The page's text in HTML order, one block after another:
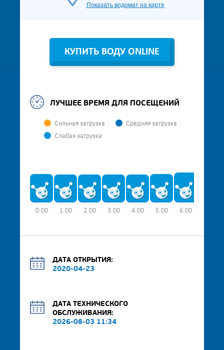
Показать водомат на карте
КУПИТЬ ВОДУ ONLINE
ЛУЧШЕЕ ВРЕМЯ ДЛЯ ПОСЕЩЕНИЙ
Сильная загрузка
Средняя загрузка
Слабая загрузка
0:00 1:00 2:00 3:00 4:00 5:00 6:00
ДАТА ОТКРЫТИЯ:
2020-04-23
ДАТА ТЕХНИЧЕСКОГО
ОБСЛУЖИВАНИЯ:
2026-08-03 11:34